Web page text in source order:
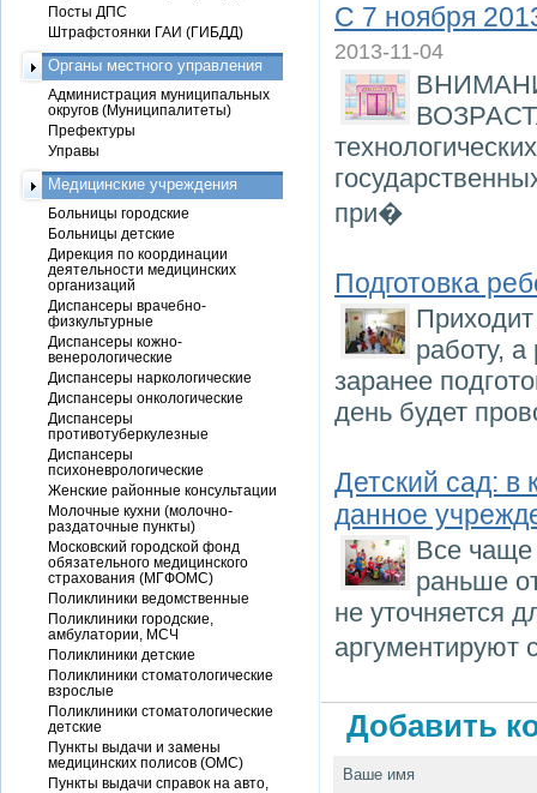
С 7 ноября
2013-11-04
при�
Подготовка
работу,
заранее
день будет
Детский сад: в
данное
Все чаще
раньше
не уточняется
аргументируют
Добавить
Ваше имя
Посты ДПС
Штрафстоянки ГАИ (ГИБДД)
Органы местного управления
Администрация муниципальных
округов (Муниципалитеты)
Префектуры
Управы
Медицинские учреждения
Больницы городские
Больницы детские
Дирекция по координации
деятельности медицинских
организаций
Диспансеры врачебно-
физкультурные
Диспансеры кожно-
венерологические
Диспансеры наркологические
Диспансеры онкологические
Диспансеры
противотуберкулезные
Диспансеры
психоневрологические
Женские районные консультации
Молочные кухни (молочно-
раздаточные пункты)
Московский городской фонд
обязательного медицинского
страхования (МГФОМС)
Поликлиники ведомственные
Поликлиники городские,
амбулатории, МСЧ
Поликлиники детские
Поликлиники стоматологические
взрослые
Поликлиники стоматологические
детские
Пункты выдачи и замены
медицинских полисов (ОМС)
Пункты выдачи справок на авто,